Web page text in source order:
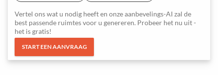
Vertel ons wat u nodig heeft en onze aanbevelings-AI zal de
best passende ruimtes voor u genereren. Probeer het nu uit -
het is gratis!
START EEN AANVRAAG